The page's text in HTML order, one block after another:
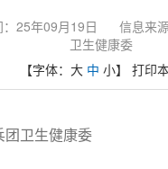
25年09月19日 信息来源
卫生健康委
【字体： 大 中 小】 打印
团卫生健康委